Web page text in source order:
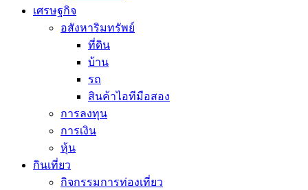
เศรษฐกิจ
อสังหาริมทรัพย์
ที่ดิน
บ้าน
รถ
สินค้าไอทีมือสอง
การลงทุน
การเงิน
หุ้น
กินเที่ยว
กิจกรรมการท่องเที่ยว